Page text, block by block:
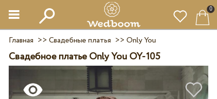
0
Главная >> Свадебные платья >> Only You
Свадебное платье Only You OY-105